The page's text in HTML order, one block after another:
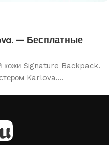
— Бесплатные
кожи Signature Backpack.
Karlova....